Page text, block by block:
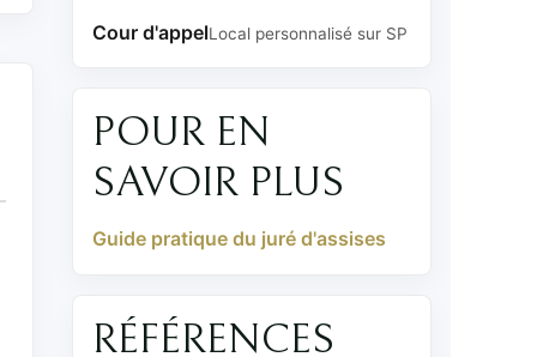
Cour d'appelLocal personnalisé sur SP
POUR EN
SAVOIR PLUS
Guide pratique du juré d'assises
RÉFÉRENCES